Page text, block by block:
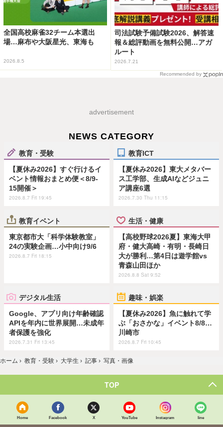
全国高校麻雀32チーム本選出
場…麻布や大阪星光、東海も
2026.8.5
司法試験予備試験2026、解答速
報＆総評動画を無料公開…アガ
ルート
2026.7.21
Recommended by
advertisement
NEWS CATEGORY
教育・受験
【夏休み2026】すぐ行けるイ
ベント情報おまとめ便＜8/9-
15開催＞
2026.8.7 Fri 19:45
教育ICT
【夏休み2026】東大メタバー
ス工学部、生成AIなどジュニ
ア講座6選
2026.7.30 Thu 11:15
教育イベント
東京都市大「科学体験教室」
24の実験企画…小中向け9/6
2026.8.7 Fri 18:15
生活・健康
【高校野球2026夏】東海大甲
府・健大高崎・有明・長崎日
大が勝利…第4日は遊学館vs
青森山田ほか
2026.8.8 Sat 9:52
デジタル生活
Google、アプリ向け年齢確認
APIを年内に世界展開…未成年
者保護を強化
2026.7.31 Fri 13:45
趣味・娯楽
【夏休み2026】魚に触れて学
ぶ「おさかな」イベント8/8…
川崎市
2026.8.7 Fri 10:45
ホーム › 教育・受験 › 大学生 › 記事 › 写真・画像
TOP
Home Facebook X YouTube Instagram line